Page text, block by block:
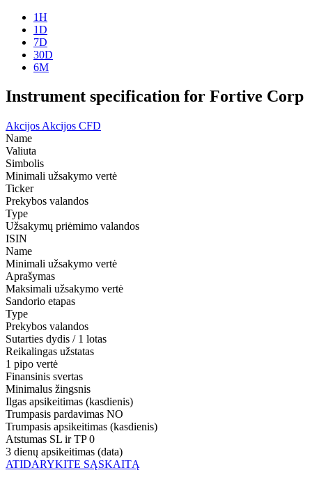
1H
1D
7D
30D
6M
Instrument specification for Fortive Corp
Akcijos Akcijos CFD
Name
Valiuta
Simbolis
Minimali užsakymo vertė
Ticker
Prekybos valandos
Type
Užsakymų priėmimo valandos
ISIN
Name
Minimali užsakymo vertė
Aprašymas
Maksimali užsakymo vertė
Sandorio etapas
Type
Prekybos valandos
Sutarties dydis / 1 lotas
Reikalingas užstatas
1 pipo vertė
Finansinis svertas
Minimalus žingsnis
Ilgas apsikeitimas (kasdienis)
Trumpasis pardavimas NO
Trumpasis apsikeitimas (kasdienis)
Atstumas SL ir TP 0
3 dienų apsikeitimas (data)
ATIDARYKITE SĄSKAITĄ